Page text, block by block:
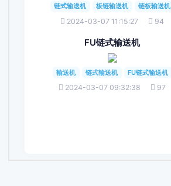
链式输送机 板链输送机 链板输送机
2024-03-07 11:15:27 94
FU链式输送机
输送机 链式输送机 FU链式输送机
2024-03-07 09:32:38 97